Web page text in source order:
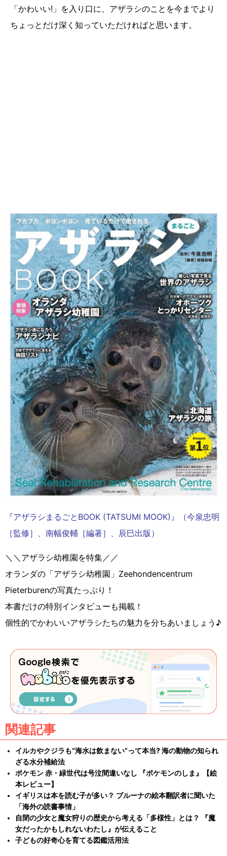
「かわいい!」を入り口に、アザラシのことを今までより
ちょっとだけ深く知っていただければと思います。
『アザラシまるごとBOOK (TATSUMI MOOK)』（今泉忠明
［監修］、南幅俊輔［編著］、辰巳出版）
＼＼アザラシ幼稚園を特集／／
オランダの「アザラシ幼稚園」Zeehondencentrum
Pieterburenの写真たっぷり！
本書だけの特別インタビューも掲載！
個性的でかわいいアザラシたちの魅力を分ちあいましょう♪
関連記事
イルカやクジラも“海水は飲まない”って本当? 海の動物の知られ
ざる水分補給法
ポケモン 赤・緑世代は号泣間違いなし 『ポケモンのしま』【絵
本レビュー】
イギリスは本を読む子が多い？ ブルーナの絵本翻訳者に聞いた
「海外の読書事情」
自閉の少女と魔女狩りの歴史から考える「多様性」とは？ 『魔
女だったかもしれないわたし』が伝えること
子どもの好奇心を育てる図鑑活用法